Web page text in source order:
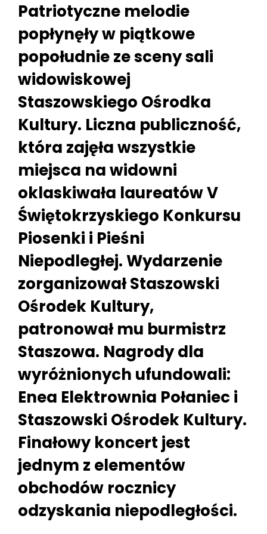
Patriotyczne melodie
popłynęły w piątkowe
popołudnie ze sceny sali
widowiskowej
Staszowskiego Ośrodka
Kultury. Liczna publiczność,
która zajęła wszystkie
miejsca na widowni
oklaskiwała laureatów V
Świętokrzyskiego Konkursu
Piosenki i Pieśni
Niepodległej. Wydarzenie
zorganizował Staszowski
Ośrodek Kultury,
patronował mu burmistrz
Staszowa. Nagrody dla
wyróżnionych ufundowali:
Enea Elektrownia Połaniec i
Staszowski Ośrodek Kultury.
Finałowy koncert jest
jednym z elementów
obchodów rocznicy
odzyskania niepodległości.